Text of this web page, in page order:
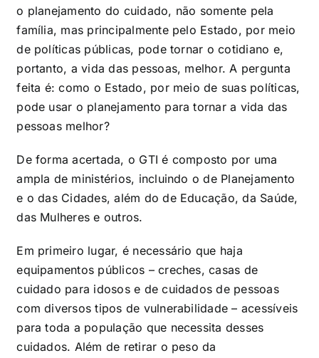
o planejamento do cuidado, não somente pela
família, mas principalmente pelo Estado, por meio
de políticas públicas, pode tornar o cotidiano e,
portanto, a vida das pessoas, melhor. A pergunta
feita é: como o Estado, por meio de suas políticas,
pode usar o planejamento para tornar a vida das
pessoas melhor?
De forma acertada, o GTI é composto por uma
ampla de ministérios, incluindo o de Planejamento
e o das Cidades, além do de Educação, da Saúde,
das Mulheres e outros.
Em primeiro lugar, é necessário que haja
equipamentos públicos – creches, casas de
cuidado para idosos e de cuidados de pessoas
com diversos tipos de vulnerabilidade – acessíveis
para toda a população que necessita desses
cuidados. Além de retirar o peso da